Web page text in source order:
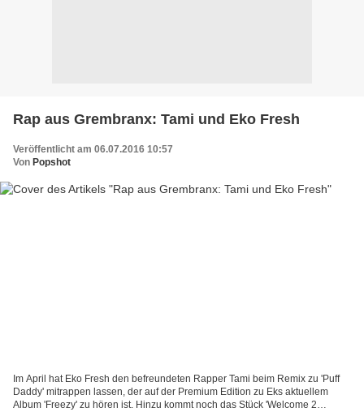
Rap aus Grembranx: Tami und Eko Fresh
Veröffentlicht am 06.07.2016 10:57
Von Popshot
Im April hat Eko Fresh den befreundeten Rapper Tami beim Remix zu 'Puff
Daddy' mitrappen lassen, der auf der Premium Edition zu Eks aktuellem
Album 'Freezy' zu hören ist. Hinzu kommt noch das Stück 'Welcome 2